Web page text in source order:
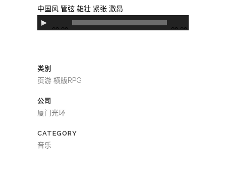
放
器
中国风 管弦 雄壮 紧张 激昂
音
器
00:00 00:00
类别
页游 横版RPG
公司
厦门光环
CATEGORY
音乐